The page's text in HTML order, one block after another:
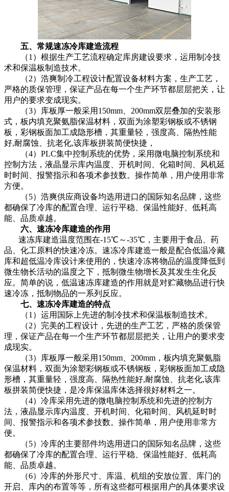
五、常规速冻冷库建造流程
（1）根据生产工艺流程确定库房建设要求，运用制冷技
术和保温板制造技术。
（2）浩爽制冷工程设计配置设备材料方案，生产工艺，
严格的质保管理，保证产品在每一个生产环节都层层把关，让
用户的要求变成现实。
（3）库板厚一般采用150mm、200mm双层叠加的安装形
式，板内填充聚氨脂保温材料，双面为涂塑彩钢板或不锈钢
板，彩钢板面加工成隐形槽，其重量轻，强度高、隔热性能
好,耐腐蚀、抗老化,该库板拼装简便快捷，
（4）PLC集中控制系统的优势，采用微电脑控制系统和
控制方法，液晶显示库内温度、开机时间、化箱时间、风机延
时时间、报警指示和各项术参技数。操作简单，用户使用非常
方便。
（5）浩爽供应商设备均选用进口的国际知名品牌，这些
都确保了冷库的配置合理、运行平稳、保温性能好、低耗高
能、品质卓越。
六、速冻冷库建造的作用
速冻库建造温度范围在-15℃～-35℃，主要用于食品、药
品、化工原料的快速冷冻。速冻冷库建造一般是配合低温冷藏
库和超低温冷库设计来使用的，快速冷冻将物品的温度降低到
微生物长活动的温度之下，抵制微生物增长及其发生生化反
应。简单的说，低温速冻库建造的作用就是对贮藏物品进行快
速冷冻，抵制物品的一系列反应。
七、速冻冷库建造的特点
（1）运用国际上先进的制冷技术和保温板制造技术。
（2）完美的工程设计，先进的生产工艺，严格的质保管
理，保证产品在每一个生产环节都层层把关，让用户的要求变
成现实。
（3）库板厚一般采用150mm、200mm，板内填充聚氨脂
保温材料，双面为涂塑彩钢板或不锈钢板，彩钢板面加工成隐
形槽，其重量轻，强度高、隔热性能好,耐腐蚀、抗老化,该库
板拼装简便快捷，是冷库保温库体选择很好材料之一。
（4）冷库采用先进的微电脑控制系统和先进的控制方
法，液晶显示库内温度、开机时间、化箱时间、风机延时时
间、报警指示和各项术参技数。操作简单，用户使用非常方
便。
（5）冷库的主要部件均选用进口的国际知名品牌，这些
都确保了冷库的配置合理、运行平稳、保温性能好、低耗高
能、品质卓越。
（6）冷库的外形尺寸、库温、机组的安放位置、库门的
开启、库内的布置等等，所有这些都可根据用户的具体要求设